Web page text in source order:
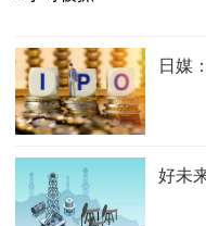
日媒
好未